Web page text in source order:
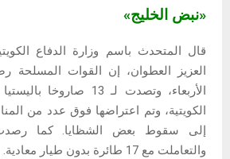
«نبض الخليج»
قال المتحدث باسم وزارة الدفاع
العزيز العطوان، إن القوات المسلحة
الأربعاء، وتصدت لـ 13
الكويتية، وتم اعتراضها فوق عدد من
إلى سقوط بعض الشظايا. كما
والتعاملت مع 17 طائرة بدون طيار معادية.